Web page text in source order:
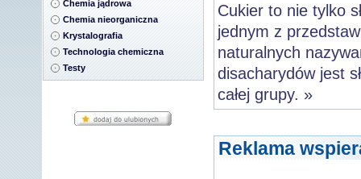
Chemia jądrowa
Chemia nieorganiczna
Krystalografia
Technologia chemiczna
Testy
Cukier to nie tylko
jednym z
naturalnych
disacharydów jest
całej grupy. »
Reklama